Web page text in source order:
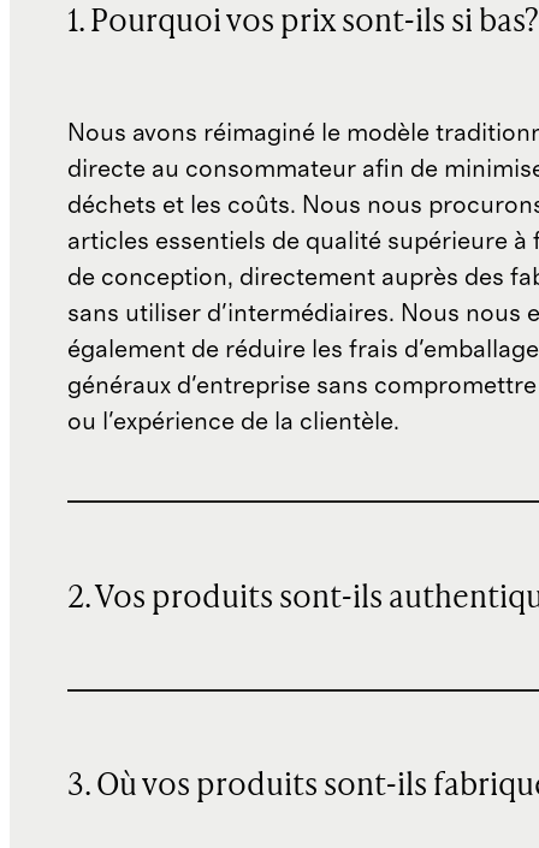
1. Pourquoi vos prix sont-ils si bas?
Nous avons réimaginé le modèle
directe au consommateur afin de
déchets et les coûts. Nous nous
articles essentiels de qualité supérieure à
de conception, directement auprès des
sans utiliser d'intermédiaires. Nous nous
également de réduire les frais
généraux d'entreprise sans
ou l'expérience de la clientèle.
2. Vos produits sont-ils
3. Où vos produits sont-ils